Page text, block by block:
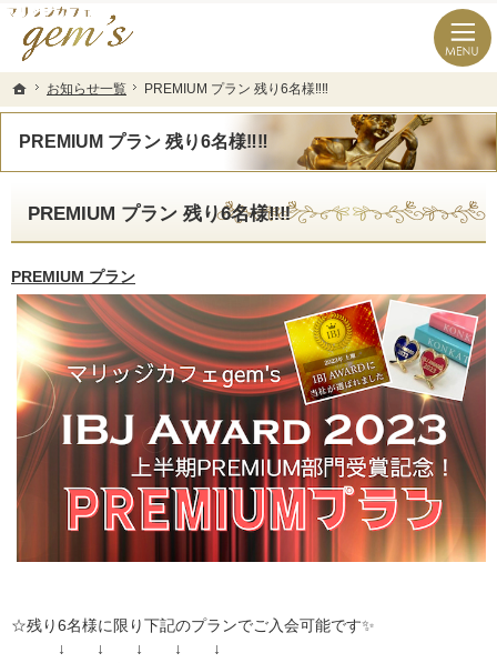
ホーム
お知らせ一覧 PREMIUM プラン 残り6名様‼️‼️
PREMIUM プラン 残り6名様‼️‼️
長崎県の婚活なら結婚相談所のマリッジカフェgem’ｓ（ジェムズ）
長崎県長崎市の結婚相談所マリッジカフェgem's(ジェムズ)
PREMIUM プラン 残り6名様‼️‼️
PREMIUM プラン
☆残り6名様に限り下記のプランでご入会可能です✨
↓ ↓ ↓ ↓ ↓
ホーム
お知らせ一覧 PREMIUM プラン 残り6名様‼️‼️